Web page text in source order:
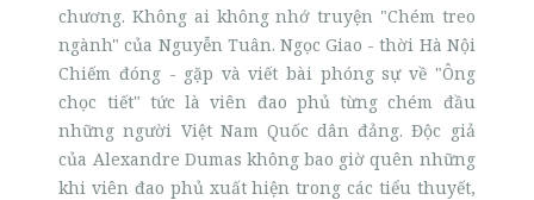
chương. Không ai không nhớ truyện "Chém treo
ngành" của Nguyễn Tuân. Ngọc Giao - thời Hà Nội
Chiếm đóng - gặp và viết bài phóng sự về "Ông
chọc tiết" tức là viên đao phủ từng chém đầu
những người Việt Nam Quốc dân đảng. Độc giả
của Alexandre Dumas không bao giờ quên những
khi viên đao phủ xuất hiện trong các tiểu thuyết,